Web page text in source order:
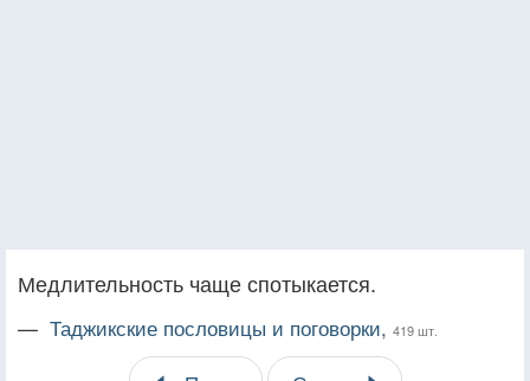
Медлительность чаще спотыкается.
— Таджикские пословицы и поговорки, 419 шт.